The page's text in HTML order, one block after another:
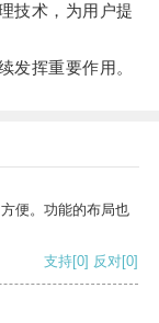
术，为用户提
挥重要作用。
便。功能的布局也
支持[0] 反对[0]